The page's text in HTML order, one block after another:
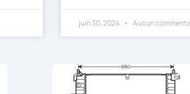
juin 30, 2024 Aucun